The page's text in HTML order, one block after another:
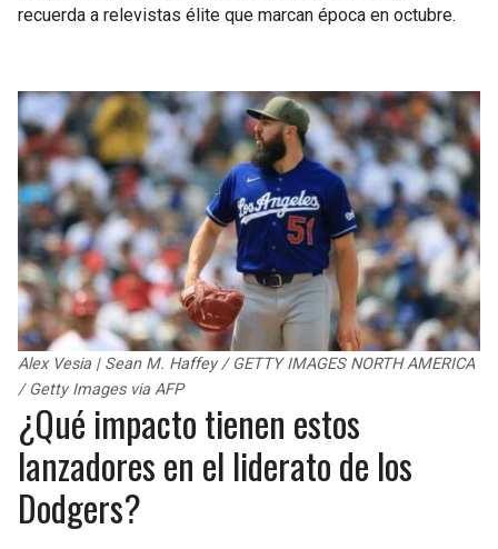
recuerda a relevistas élite que marcan época en octubre.
Alex Vesia | Sean M. Haffey / GETTY IMAGES NORTH AMERICA
/ Getty Images via AFP
¿Qué impacto tienen estos
lanzadores en el liderato de los
Dodgers?